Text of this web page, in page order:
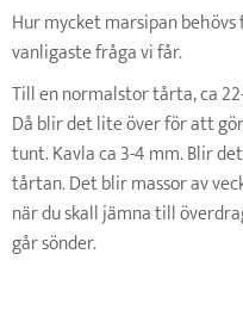
Hur mycket marsipan
vanligaste fråga vi får.
Till en normalstor tårta, ca
Då blir det lite över för att
tunt. Kavla ca 3-4 mm. Blir
tårtan. Det blir massor av
när du skall jämna till
går sönder.